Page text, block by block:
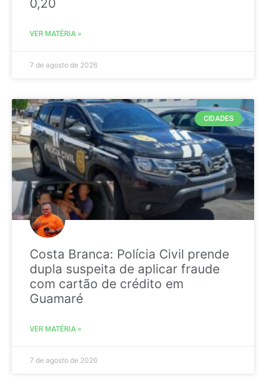
0,20
VER MATÉRIA »
7 de agosto de 2026
CIDADES
Costa Branca: Polícia Civil prende
dupla suspeita de aplicar fraude
com cartão de crédito em
Guamaré
VER MATÉRIA »
7 de agosto de 2026